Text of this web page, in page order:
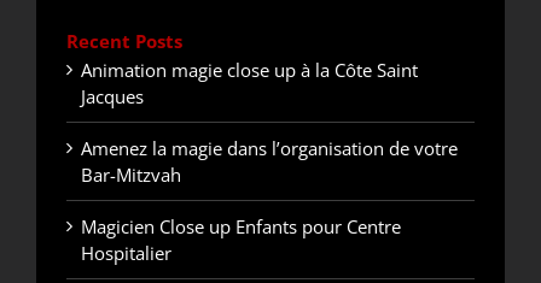
Recent Posts
Animation magie close up à la Côte Saint
Jacques
Amenez la magie dans l’organisation de votre
Bar-Mitzvah
Magicien Close up Enfants pour Centre
Hospitalier